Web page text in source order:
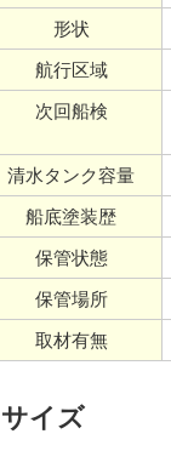
形状
航行区域
次回船検
清水タンク容量
船底塗装歴
保管状態
保管場所
取材有無
サイズ